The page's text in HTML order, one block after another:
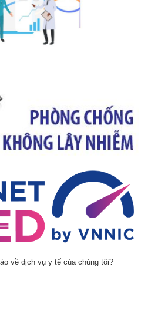
về dịch vụ y tế của chúng tôi?